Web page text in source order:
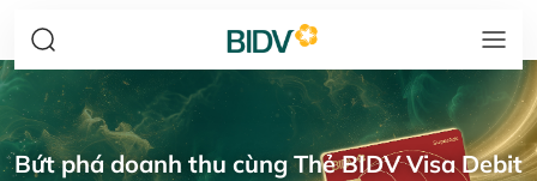
Bứt phá doanh thu cùng Thẻ BIDV Visa Debit